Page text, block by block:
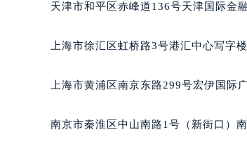
内蒙古自治区呼和浩特
重庆市解放碑渝中区民
黑龙江省鹤岗市向阳区
黑龙江省鸡西市鸡冠区
天津市和平区赤峰道136号天津国际金
上海市徐汇区虹桥路3号港汇中心写字
上海市黄浦区南京东路299号宏伊国际
南京市秦淮区中山南路1号（新街口）